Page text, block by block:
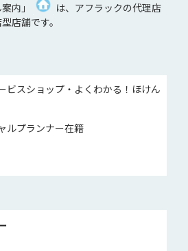
内」
は、アフラックの代理店
店舗です。
ビスショップ・よくわかる！ほけん
ルプランナー在籍